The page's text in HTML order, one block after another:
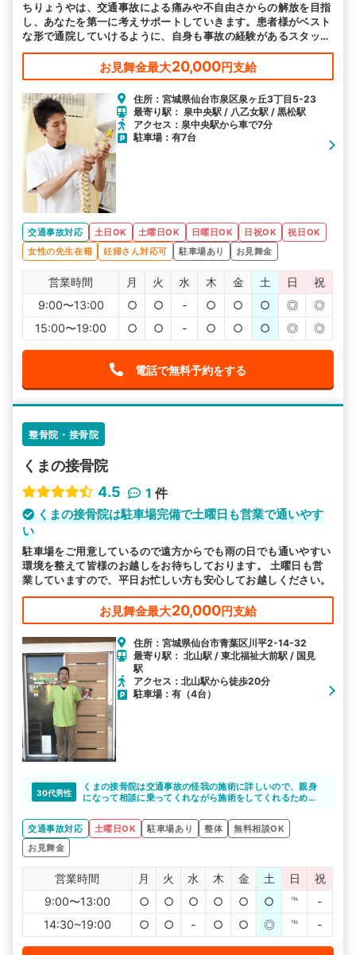
ちりょうやは、交通事故による痛みや不自由さからの解放を目指
し、あなたを第一に考えサポートしていきます。患者様がベスト
な形で通院していけるように、自身も事故の経験があるスタッフ
がサポートしていきます。どんな小さな不安や痛みも丁寧にお伺
お見舞金最大20,000円支給
住所：宮城県仙台市泉区泉ヶ丘3丁目5-23
最寄り駅： 泉中央駅 / 八乙女駅 / 黒松駅
アクセス：泉中央駅から車で7分
駐車場：有7台
交通事故対応 土日OK 土曜日OK 日曜日OK 日祝OK
祝日OK
女性の先生在籍
妊婦さん対応可 駐車場あり お見舞金
営業時間 月 火 水 木 金 土 日
祝
9:00〜13:00
○ ○ - ○ ○ ○ ◎
◎
15:00〜19:00
○ ○ - ○ ○ ○ ◎ ◎
電話で無料予約をする
整骨院・接骨院
くまの接骨院
4.5
1 件
くまの接骨院は駐車場完備で土曜日も営業で通いやす
い
駐車場をご用意しているので遠方からでも雨の日でも通いやすい
環境を整えて皆様のお越しをお待ちしております。 土曜日も営
業していますので、平日お忙しい方も安心してお越しください。
お見舞金最大20,000円支給
住所：宮城県仙台市青葉区川平2-14-32
最寄り駅： 北山駅 / 東北福祉大前駅 / 国見
駅
アクセス：北山駅から徒歩20分
駐車場：有（4台）
30代男性
くまの接骨院は交通事故の怪我の施術に詳しいので、親身
になって相談に乗ってくれながら施術をしてくれるため頼
交通事故対応
土曜日OK 駐車場あり 整体
無料相談OK
お見舞金
営業時間 月 火 水 木 金 土 日
祝
9:00〜13:00
○ ○ ○ ○ ○ ○ ℡
-
14:30~19:00
○ ○ - ○ ○ ◎ ℡ -